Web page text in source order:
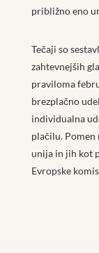
približno eno
Tečaji so
zahtevnejših
praviloma
brezplačno
individualna
plačilu. Pomen
unija in jih kot
Evropske